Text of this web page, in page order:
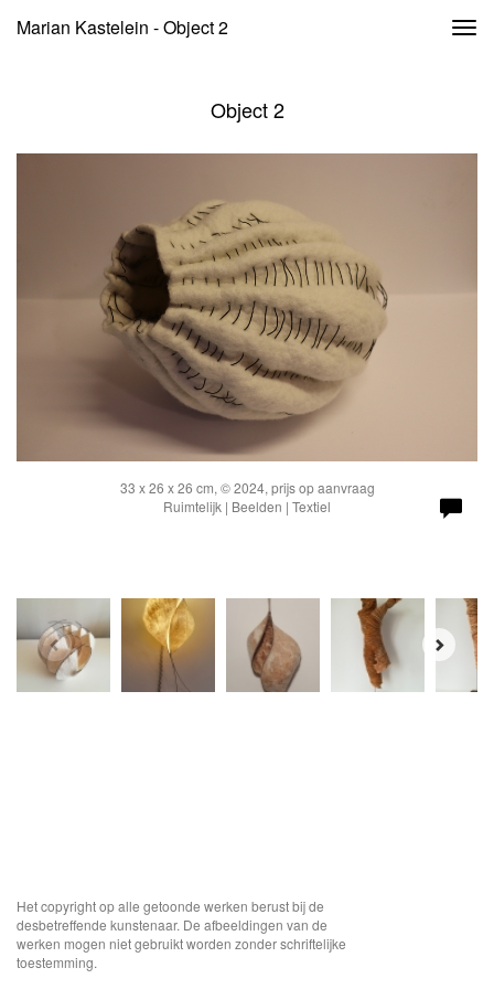
Marian Kastelein - Object 2
Object 2
33 x 26 x 26 cm, © 2024, prijs op aanvraag
Ruimtelijk | Beelden | Textiel
Het copyright op alle getoonde werken berust bij de
desbetreffende kunstenaar. De afbeeldingen van de
werken mogen niet gebruikt worden zonder schriftelijke
toestemming.